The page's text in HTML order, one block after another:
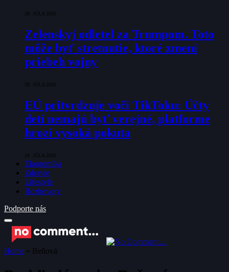
28. JÚLA 2026
Zelenskyj odletel za Trumpom. Toto
môže byť stretnutie, ktoré zmení
priebeh vojny
28. JÚLA 2026
EÚ pritvrdzuje voči TikToku: Účty
detí nemajú byť verejné, platforme
hrozí vysoká pokuta
24. JÚLA 2026
Ekonomika
Zdravie
Lifestyle
Rozhovory
Podporte nás
Home » Beňová